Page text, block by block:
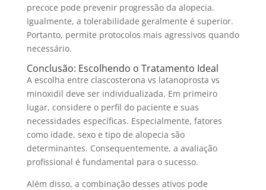
precoce pode prevenir progressão da alopecia.
Igualmente, a tolerabilidade geralmente é superior.
Portanto, permite protocolos mais agressivos quando
necessário.
Conclusão: Escolhendo o Tratamento Ideal
A escolha entre clascosterona vs latanoprosta vs
minoxidil deve ser individualizada. Em primeiro
lugar, considere o perfil do paciente e suas
necessidades específicas. Especialmente, fatores
como idade, sexo e tipo de alopecia são
determinantes. Consequentemente, a avaliação
profissional é fundamental para o sucesso.
Além disso, a combinação desses ativos pode